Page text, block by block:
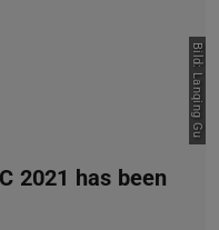
Bild: Lanqing Gu
2021 has been